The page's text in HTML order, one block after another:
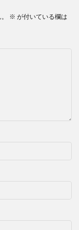
※ が付いている欄は